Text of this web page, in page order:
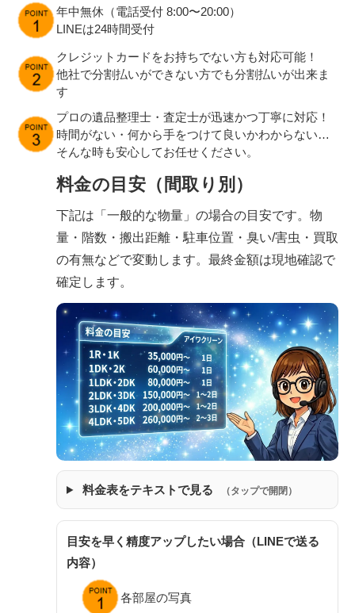
年中無休（電話受付 8:00〜20:00）
LINEは24時間受付
クレジットカードをお持ちでない方も対応可能！
他社で分割払いができない方でも分割払いが出来ま
す
プロの遺品整理士・査定士が迅速かつ丁寧に対応！
時間がない・何から手をつけて良いかわからない…
そんな時も安心してお任せください。
料金の目安（間取り別）
下記は「一般的な物量」の場合の目安です。物
量・階数・搬出距離・駐車位置・臭い/害虫・買取
の有無などで変動します。最終金額は現地確認で
確定します。
料金表をテキストで見る （タップで開閉）
目安を早く精度アップしたい場合（LINEで送る
内容）
各部屋の写真